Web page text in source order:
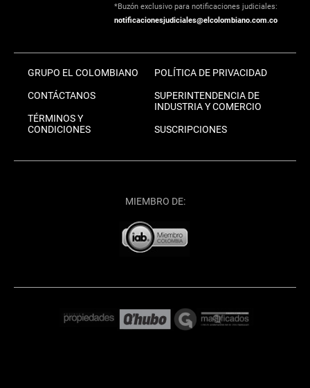
*Buzón exclusivo para notificaciones judiciales:
notificacionesjudiciales@elcolombiano.com.co
GRUPO EL COLOMBIANO
CONTÁCTANOS
TÉRMINOS Y
CONDICIONES
POLÍTICA DE PRIVACIDAD
SUPERINTENDENCIA DE
INDUSTRIA Y COMERCIO
SUSCRIPCIONES
MIEMBRO DE: